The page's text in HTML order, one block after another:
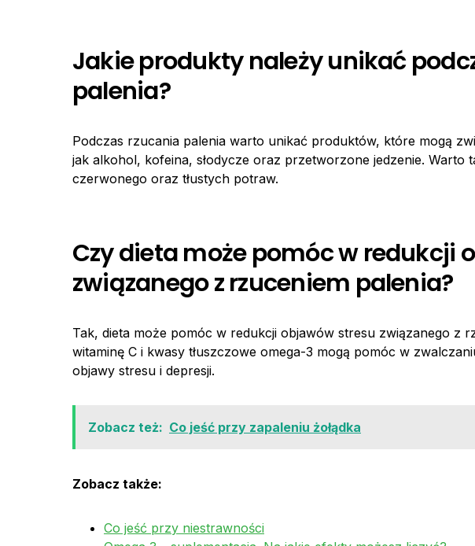
Jakie produkty należy unikać
palenia?
Podczas rzucania palenia warto unikać produktów, które mogą
jak alkohol, kofeina, słodycze oraz przetworzone jedzenie. Warto
czerwonego oraz tłustych potraw.
Czy dieta może pomóc w redukcji
związanego z rzuceniem palenia?
Tak, dieta może pomóc w redukcji objawów stresu związanego z
witaminę C i kwasy tłuszczowe omega-3 mogą pomóc w
objawy stresu i depresji.
Zobacz też: Co jeść przy zapaleniu żołądka
Zobacz także:
Co jeść przy niestrawności